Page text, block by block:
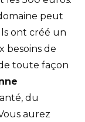
peut
ont créé un
besoins de
toute façon
du
aurez